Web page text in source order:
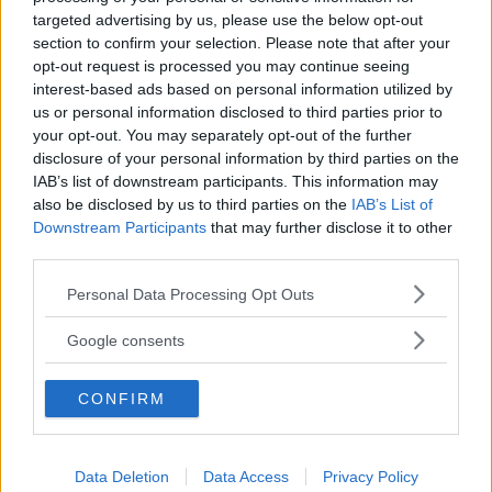
targeted advertising by us, please use the below opt-out
section to confirm your selection. Please note that after your
opt-out request is processed you may continue seeing
interest-based ads based on personal information utilized by
us or personal information disclosed to third parties prior to
your opt-out. You may separately opt-out of the further
disclosure of your personal information by third parties on the
IAB’s list of downstream participants. This information may
also be disclosed by us to third parties on the IAB’s List of
Downstream Participants that may further disclose it to other
Please note that this website/app uses one or more Google
not limited to your visit or usage behaviour. You may click to
use your data for below specified purposes in below Google
consent section.
Personal Data Processing Opt Outs
Google consents
CONFIRM
Data Deletion Data Access Privacy Policy
In auto: autostrada A25, da Roma uscita Torre dei
Passeri, da Pescara uscita Pescara Nord, proseguire
poi lungo la SS per Penne.
Cerca altre strutture
Alberghi